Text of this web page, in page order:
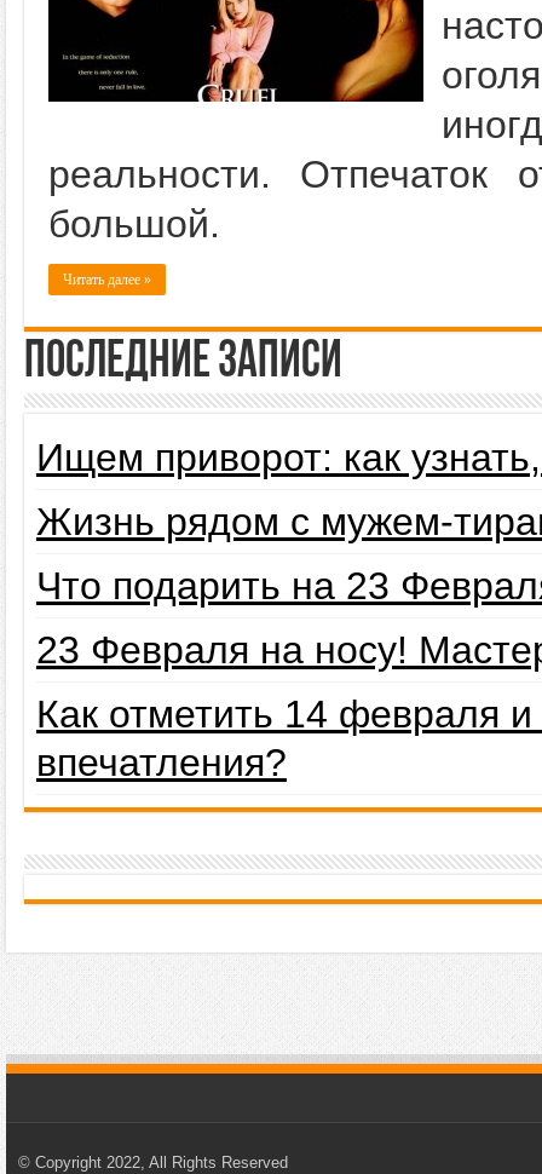
реальности. Отпечаток
большой.
Читать далее »
Последние записи
Ищем приворот: как
Жизнь рядом с мужем-
Что подарить на 23
23 Февраля на носу!
Как отметить 14 февраля
впечатления?
© Copyright 2022, All Rights Reserved